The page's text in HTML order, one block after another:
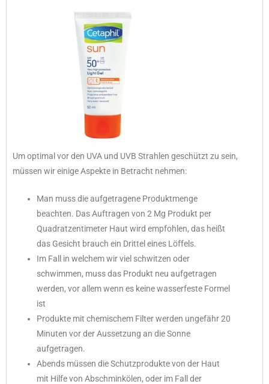
Um optimal vor den UVA und UVB Strahlen geschützt zu sein,
müssen wir einige Aspekte in Betracht nehmen:
Man muss die aufgetragene Produktmenge
beachten. Das Auftragen von 2 Mg Produkt per
Quadratzentimeter Haut wird empfohlen, das heißt
das Gesicht brauch ein Drittel eines Löffels.
Im Fall in welchem wir viel schwitzen oder
schwimmen, muss das Produkt neu aufgetragen
werden, vor allem wenn es keine wasserfeste Formel
ist
Produkte mit chemischem Filter werden ungefähr 20
Minuten vor der Aussetzung an die Sonne
aufgetragen.
Abends müssen die Schutzprodukte von der Haut
mit Hilfe von Abschminkölen, oder im Fall der